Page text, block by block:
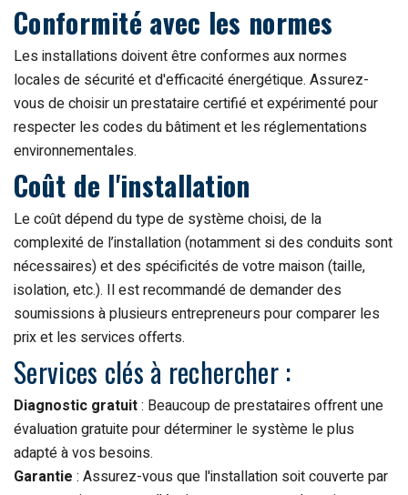
Conformité avec les normes
Les installations doivent être conformes aux normes
locales de sécurité et d'efficacité énergétique. Assurez-
vous de choisir un prestataire certifié et expérimenté pour
respecter les codes du bâtiment et les réglementations
environnementales.
Coût de l'installation
Le coût dépend du type de système choisi, de la
complexité de l’installation (notamment si des conduits sont
nécessaires) et des spécificités de votre maison (taille,
isolation, etc.). Il est recommandé de demander des
soumissions à plusieurs entrepreneurs pour comparer les
prix et les services offerts.
Services clés à rechercher :
Diagnostic gratuit: Beaucoup de prestataires offrent une
évaluation gratuite pour déterminer le système le plus
adapté à vos besoins.
Garantie : Assurez-vous que l'installation soit couverte par